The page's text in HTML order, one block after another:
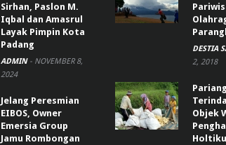
Sirhan, Paslon M.
Iqbal dan Amasrul
Layak Pimpin Kota
Padang
ADMIN - NOVEMBER 8,
2024
Jelang Peresmian
EIBOS, Owner
Emersia Group
Jamu Rombongan
DESTIA
2, 2018
Objek